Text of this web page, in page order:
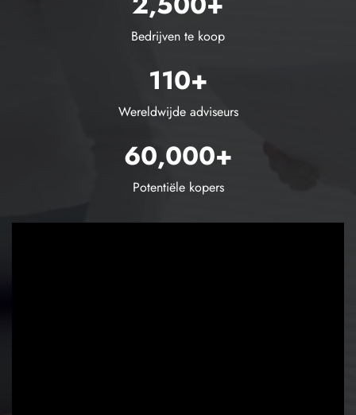
Bedrijven te koop
110+
Wereldwijde adviseurs
60,000+
Potentiële kopers